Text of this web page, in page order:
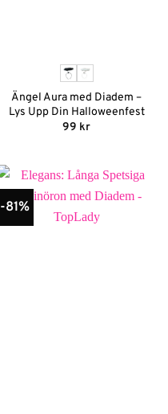
Ängel Aura med Diadem –
Lys Upp Din Halloweenfest
99 kr
-81%